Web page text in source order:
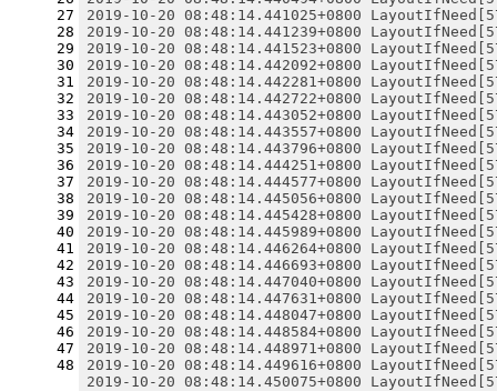
27
28
29
30
31
32
33
34
35
36
37
38
39
40
41
42
43
44
45
46
47
48
2019-10-20 08:48:14.441025+0800
2019-10-20 08:48:14.441239+0800
2019-10-20 08:48:14.441523+0800
2019-10-20 08:48:14.442092+0800
2019-10-20 08:48:14.442281+0800
2019-10-20 08:48:14.442722+0800
2019-10-20 08:48:14.443052+0800
2019-10-20 08:48:14.443557+0800
2019-10-20 08:48:14.443796+0800
2019-10-20 08:48:14.444251+0800
2019-10-20 08:48:14.444577+0800
2019-10-20 08:48:14.445056+0800
2019-10-20 08:48:14.445428+0800
2019-10-20 08:48:14.445989+0800
2019-10-20 08:48:14.446264+0800
2019-10-20 08:48:14.446693+0800
2019-10-20 08:48:14.447040+0800
2019-10-20 08:48:14.447631+0800
2019-10-20 08:48:14.448047+0800
2019-10-20 08:48:14.448584+0800
2019-10-20 08:48:14.448971+0800
2019-10-20 08:48:14.449616+0800
2019-10-20 08:48:14.450075+0800